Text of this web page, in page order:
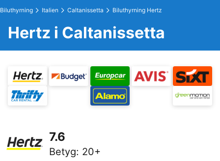
Biluthyrning Italien Caltanissetta Biluthyrning Hertz
Hertz i Caltanissetta
7.6
Betyg: 20+